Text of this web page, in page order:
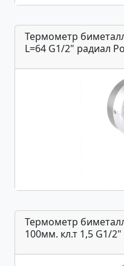
Термометр
L=64 G1/2" радиал
Термометр биметалл БТ-